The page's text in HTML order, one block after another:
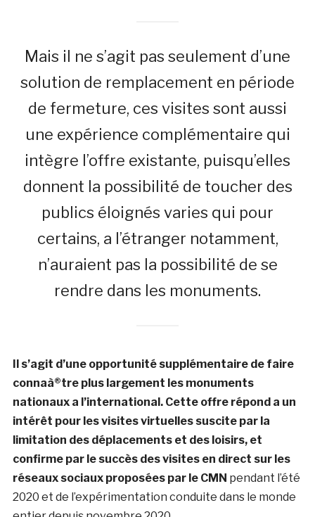
Mais il ne s’agit pas seulement d’une
solution de remplacement en période
de fermeture, ces visites sont aussi
une expérience complémentaire qui
intègre l’offre existante, puisqu’elles
donnent la possibilité de toucher des
publics éloignés varies qui pour
certains, a l’étranger notamment,
n’auraient pas la possibilité de se
rendre dans les monuments.
Il s’agit d’une opportunité supplémentaire de faire
connaà®tre plus largement les monuments
nationaux a l’international. Cette offre répond a un
intérêt pour les visites virtuelles suscite par la
limitation des déplacements et des loisirs, et
confirme par le succès des visites en direct sur les
réseaux sociaux proposées par le CMN pendant l’été
2020 et de l’expérimentation conduite dans le monde